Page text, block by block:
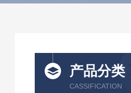
产品分类
CASSIFICATION